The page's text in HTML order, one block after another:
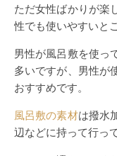
ただ女性ばかりが楽
性でも使いやすいと
男性が風呂敷を使っ
多いですが、男性が
おすすめです。
風呂敷の素材は撥水
辺などに持って行っ